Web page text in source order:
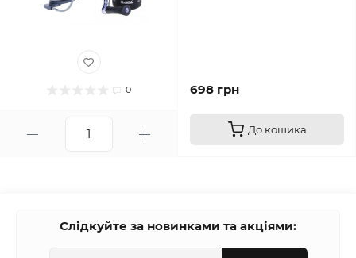
0 698 грн
До кошика
Слідкуйте за новинками та акціями: